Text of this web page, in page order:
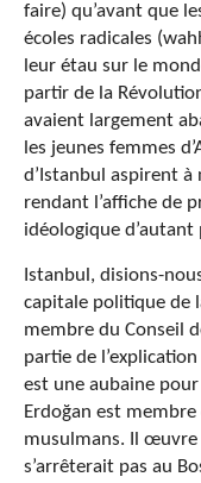
faire) qu’avant que
écoles radicales
leur étau sur le
partir de la
avaient largement
les jeunes femmes
d’Istanbul aspirent à
rendant l’affiche de
idéologique d’autant
Istanbul, disions-
capitale politique de
membre du Conseil
partie de
est une aubaine
Erdoğan est
musulmans. Il
s’arrêterait pas au